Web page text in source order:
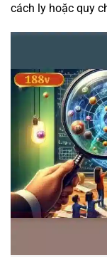
cách ly hoặc quy